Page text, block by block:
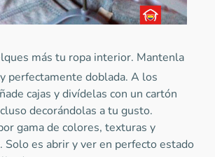
más tu ropa interior. Mantenla
perfectamente doblada. A los
cajas y divídelas con un cartón
decorándolas a tu gusto.
gama de colores, texturas y
Solo es abrir y ver en perfecto estado